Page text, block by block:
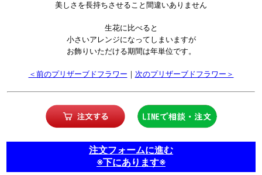
美しさを長持ちさせること間違いありません
生花に比べると
小さいアレンジになってしまいますが
お飾りいただける期間は年単位です。
＜前のプリザーブドフラワー ｜ 次のプリザーブドフラワー＞
注文フォームに進む
※下にあります※